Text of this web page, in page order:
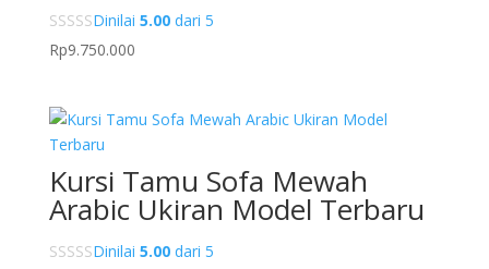
Dinilai 5.00dari 5
Rp9.750.000
Kursi Tamu Sofa Mewah
Arabic Ukiran Model Terbaru
Dinilai 5.00dari 5